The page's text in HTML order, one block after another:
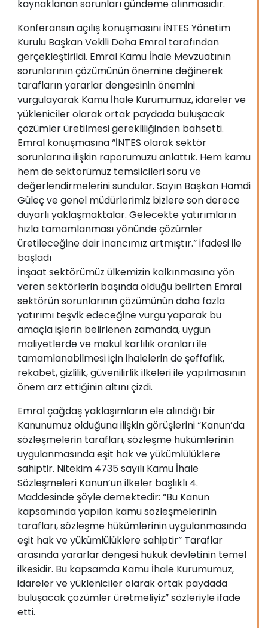
kaynaklanan sorunları gündeme alınmasıdır.
Konferansın açılış konuşmasını İNTES Yönetim
Kurulu Başkan Vekili Deha Emral tarafından
gerçekleştirildi. Emral Kamu İhale Mevzuatının
sorunlarının çözümünün önemine değinerek
tarafların yararlar dengesinin önemini
vurgulayarak Kamu İhale Kurumumuz, idareler ve
yükleniciler olarak ortak paydada buluşacak
çözümler üretilmesi gerekliliğinden bahsetti.
Emral konuşmasına “İNTES olarak sektör
sorunlarına ilişkin raporumuzu anlattık. Hem kamu
hem de sektörümüz temsilcileri soru ve
değerlendirmelerini sundular. Sayın Başkan Hamdi
Güleç ve genel müdürlerimiz bizlere son derece
duyarlı yaklaşmaktalar. Gelecekte yatırımların
hızla tamamlanması yönünde çözümler
üretileceğine dair inancımız artmıştır.” ifadesi ile
başladı
İnşaat sektörümüz ülkemizin kalkınmasına yön
veren sektörlerin başında olduğu belirten Emral
sektörün sorunlarının çözümünün daha fazla
yatırımı teşvik edeceğine vurgu yaparak bu
amaçla işlerin belirlenen zamanda, uygun
maliyetlerde ve makul karlılık oranları ile
tamamlanabilmesi için ihalelerin de şeffaflık,
rekabet, gizlilik, güvenilirlik ilkeleri ile yapılmasının
önem arz ettiğinin altını çizdi.
Emral çağdaş yaklaşımların ele alındığı bir
Kanunumuz olduğuna ilişkin görüşlerini “Kanun’da
sözleşmelerin tarafları, sözleşme hükümlerinin
uygulanmasında eşit hak ve yükümlülüklere
sahiptir. Nitekim 4735 sayılı Kamu İhale
Sözleşmeleri Kanun’un ilkeler başlıklı 4.
Maddesinde şöyle demektedir: “Bu Kanun
kapsamında yapılan kamu sözleşmelerinin
tarafları, sözleşme hükümlerinin uygulanmasında
eşit hak ve yükümlülüklere sahiptir” Taraflar
arasında yararlar dengesi hukuk devletinin temel
ilkesidir. Bu kapsamda Kamu İhale Kurumumuz,
idareler ve yükleniciler olarak ortak paydada
buluşacak çözümler üretmeliyiz” sözleriyle ifade
etti.